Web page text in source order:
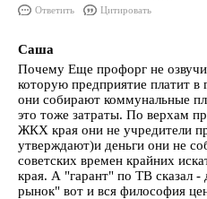
Ответить Цитировать
Саша
Почему Еще профорг не
которую предприятие платит
они собирают коммунальные
это тоже затраты. По верхам
ЖКХ края они не учредители
утверждают)и деньги они не
советских времен крайних
края. А "гарант" по ТВ сказал
рынок" вот и вся философия